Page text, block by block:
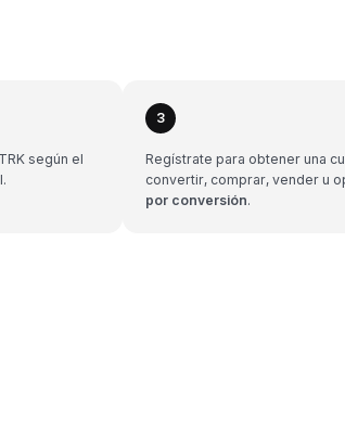
según el
3
Regístrate para obtener una
convertir, comprar, vender u
por conversión.